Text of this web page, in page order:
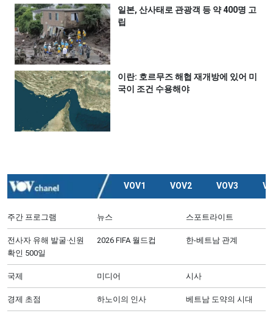
일본, 산사태로 관광객 등 약 400명 고
립
이란: 호르무즈 해협 재개방에 있어 미
국이 조건 수용해야
VOV1 VOV2 VOV3
주간 프로그램 뉴스 스포트라이트
전사자 유해 발굴·신원
확인 500일
2026 FIFA 월드컵 한-베트남 관계
국제 미디어 시사
경제 초점 하노이의 인사 베트남 도약의 시대